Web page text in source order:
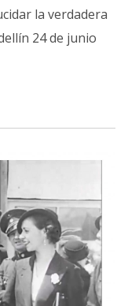
la verdadera
24 de junio